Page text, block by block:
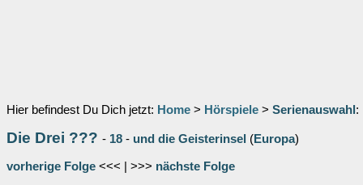
Hier befindest Du Dich jetzt: Home > Hörspiele > Serienauswahl :
Die Drei ??? - 18 - und die Geisterinsel (Europa)
vorherige Folge <<< | >>> nächste Folge